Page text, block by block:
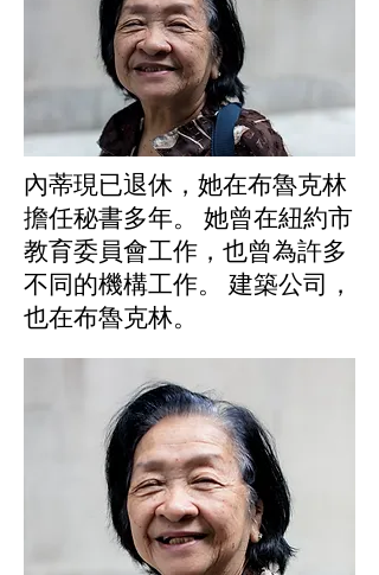
內蒂現已退休，她在布魯克林
擔任秘書多年。 她曾在紐約市
教育委員會工作，也曾為許多
不同的機構工作。 建築公司，
也在布魯克林。